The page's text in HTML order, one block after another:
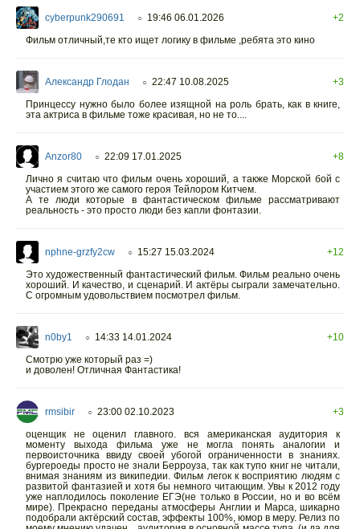
cyberpunk290691 ○ 19:46 06.01.2026
+2
Фильм отличный,те кто ищет логику в фильме ,ребята это кино
Александр Глодан ○ 22:47 10.08.2025
+3
Принцессу нужно было более изящной на роль брать, как в книге,
эта актриса в фильме тоже красивая, но не то....
Anzor80 ○ 22:09 17.01.2025
+8
Лично я считаю что фильм очень хороший, а также Морской бой с
участием этого же самого героя Тейлором Китчем.
А те люди которые в фантастическом фильме рассматривают
реальность - это просто люди без капли фонтазии.
nphne-grzfy2cw ○ 15:27 15.03.2024
+12
Это художественный фантастический фильм. Фильм реально очень
хороший. И качество, и сценарий. И актёры сыграли замечательно.
С огромным удовольствием посмотрел фильм.
n0by1 ○ 14:33 14.01.2024
+10
Смотрю уже который раз =)
и доволен! Отличная Фантастика!
rmsibir ○ 23:00 02.10.2023
+3
оценщик не оценил главного. вся американская аудитория к
моменту выхода фильма уже не могла понять аналогии и
первоисточника ввиду своей убогой ограниченности в знаниях.
бургероеды просто не знали Берроуза, так как тупо книг не читали,
внимая знаниям из википедии. Фильм легок к восприятию людям с
развитой фантазией и хотя бы немного читающим. Увы к 2012 году
уже наплодилось поколение ЕГЭ(не только в России, но и во всём
мире). Прекрасно переданы атмосферы Англии и Марса, шикарно
подобрали актёрский состав, эффекты 100%, юмор в меру. Релиз по